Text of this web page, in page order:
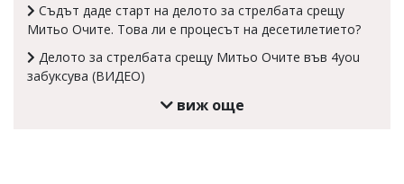
Съдът даде старт на делото за стрелбата срещу
Митьо Очите. Това ли е процесът на десетилетието?
Делото за стрелбата срещу Митьо Очите във 4you
забуксува (ВИДЕО)
виж още